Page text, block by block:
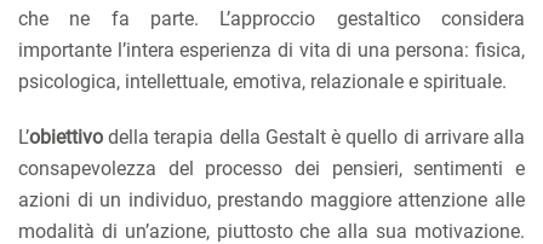
che ne fa parte. L’approccio gestaltico considera
importante l’intera esperienza di vita di una persona: fisica,
psicologica, intellettuale, emotiva, relazionale e spirituale.
L’obiettivo della terapia della Gestalt è quello di arrivare alla
consapevolezza del processo dei pensieri, sentimenti e
azioni di un individuo, prestando maggiore attenzione alle
modalità di un’azione, piuttosto che alla sua motivazione.